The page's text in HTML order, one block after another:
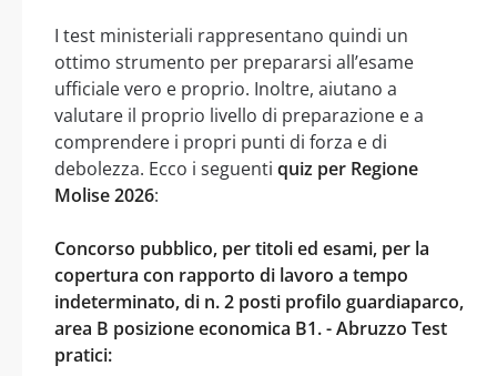
I test ministeriali rappresentano quindi un
ottimo strumento per prepararsi all’esame
ufficiale vero e proprio. Inoltre, aiutano a
valutare il proprio livello di preparazione e a
comprendere i propri punti di forza e di
debolezza. Ecco i seguenti quiz per Regione
Molise 2026:
Concorso pubblico, per titoli ed esami, per la
copertura con rapporto di lavoro a tempo
indeterminato, di n. 2 posti profilo guardiaparco,
area B posizione economica B1. - Abruzzo Test
pratici: